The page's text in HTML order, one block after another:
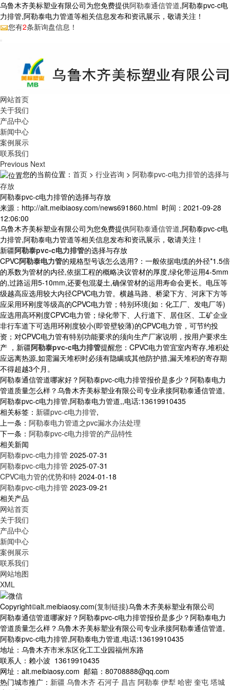
乌鲁木齐美标塑业有限公司为您免费提供阿勒泰通信管道,阿勒泰pvc-c电
力排管,阿勒泰电力管道等相关信息发布和资讯展示，敬请关注！
您有2条新询盘信息！
网站首页
关于我们
产品中心
新闻中心
案例展示
联系我们
Previous Next
您的当前位置： 首页 > 行业咨询 > 阿勒泰pvc-c电力排管的选择与
存放
阿勒泰pvc-c电力排管的选择与存放
来源：http://alt.meibiaosy.com/news691860.html 时间：2021-09-28
12:06:00
乌鲁木齐美标塑业有限公司为您免费提供阿勒泰通信管道,阿勒泰pvc-c电
力排管,阿勒泰电力管道等相关信息发布和资讯展示，敬请关注！
新疆阿勒泰pvc-c电力排管的选择与存放
CPVC阿勒泰电力管的规格型号该怎么选用?：一般依据电缆的外径*1.5倍
的系数为管材的内径,依据工程的概略决议管材的厚度,绿化带运用4-5mm
的,过路运用5-10mm,还要包混凝土,确保管材的运用寿命会更长。电压等
级越高应选用较大内径CPVC电力管。横越马路、桥梁下方、河床下方等
应采用环刚度等级高的CPVC电力管；特别环境(如：化工厂、发电厂等)
应选用高环刚度CPVC电力管；绿化带下、人行道下、居住区、工矿企业
非行车道下可选用环刚度较小(即管壁较薄)的CPVC电力管，可节约投
资；对CPVC电力管有特别功能要求的须向生产厂家说明，按用户要求生
产 ，新疆阿勒泰pvc-c电力排管提醒您：CPVC电力管宜室内寄存,堆积处
应远离热源,如需漏天堆积时必须有隐瞒或其他防护措,漏天堆积的寄存期
不得超越3个月。
阿勒泰通信管道哪家好？阿勒泰pvc-c电力排管报价是多少？阿勒泰电力
管道质量怎么样？乌鲁木齐美标塑业有限公司专业承接阿勒泰通信管道,
阿勒泰pvc-c电力排管,阿勒泰电力管道,,电话:13619910435
相关标签： 新疆pvc-c电力排管,
上一条： 阿勒泰电力管道之pvc漏水办法处理
下一条： 阿勒泰pvc-c电力排管的产品特性
相关新闻
阿勒泰pvc-c电力排管 2025-07-31
阿勒泰pvc-c电力排管 2025-07-31
CPVC电力管的优势和特 2024-01-18
阿勒泰pvc-c电力排管 2023-09-21
相关产品
网站首页
关于我们
产品中心
新闻中心
案例展示
联系我们
网站地图
XML
Copyright©alt.meibiaosy.com(复制链接)乌鲁木齐美标塑业有限公司
阿勒泰通信管道哪家好？阿勒泰pvc-c电力排管报价是多少？阿勒泰电力
管道质量怎么样？乌鲁木齐美标塑业有限公司专业承接阿勒泰通信管道,
阿勒泰pvc-c电力排管,阿勒泰电力管道,电话:13619910435
地址：乌鲁木齐市米东区化工工业园福州东路
联系人：赖小波 13619910435
网址：alt.meibiaosy.com 邮箱：80708888@qq.com
热门城市推广： 新疆 乌鲁木齐 石河子 昌吉 阿勒泰 伊犁 哈密 奎屯 塔城